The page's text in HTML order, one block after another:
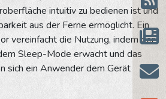
intuitiv zu bedienen ist und
aus der Ferne ermöglicht. Ein
vereinfacht die Nutzung, indem der
Sleep-Mode erwacht und das
sich ein Anwender dem Gerät